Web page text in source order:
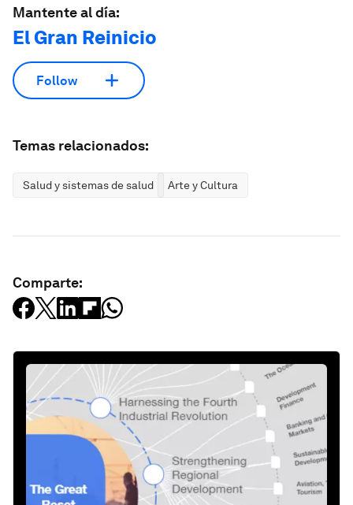
Mantente al día:
El Gran Reinicio
Follow
Temas relacionados:
Salud y sistemas de salud Arte y Cultura
Comparte: